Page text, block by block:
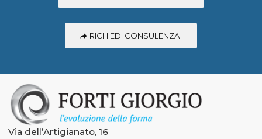
RICHIEDI CONSULENZA
Via dell’Artigianato, 16